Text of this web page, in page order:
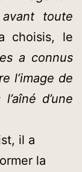
toute
choisis, le
a connus
l’image de
d’une
il a
la